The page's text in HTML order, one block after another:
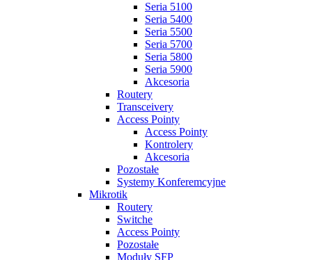
Seria 5100
Seria 5400
Seria 5500
Seria 5700
Seria 5800
Seria 5900
Akcesoria
Routery
Transceivery
Access Pointy
Access Pointy
Kontrolery
Akcesoria
Pozostałe
Systemy Konferemcyjne
Mikrotik
Routery
Switche
Access Pointy
Pozostałe
Moduły SFP